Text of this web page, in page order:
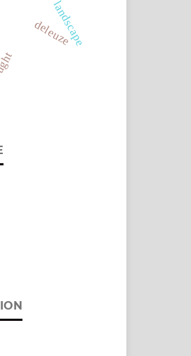
deleuze
landscape